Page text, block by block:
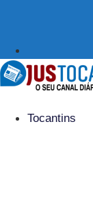
Tocantins